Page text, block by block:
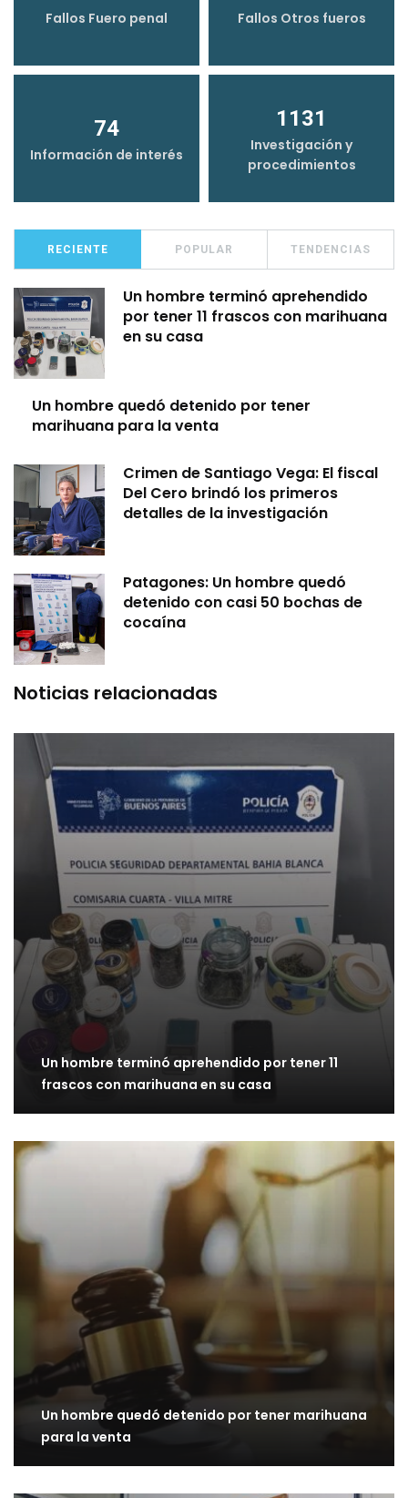
Fallos Fuero penal Fallos Otros fueros
74
Información de interés
1131
Investigación y
procedimientos
RECIENTE POPULAR TENDENCIAS
Un hombre terminó aprehendido
por tener 11 frascos con marihuana
en su casa
Un hombre quedó detenido por tener
marihuana para la venta
Crimen de Santiago Vega: El fiscal
Del Cero brindó los primeros
detalles de la investigación
Patagones: Un hombre quedó
detenido con casi 50 bochas de
cocaína
Noticias relacionadas
Un hombre terminó aprehendido por tener 11
frascos con marihuana en su casa
Un hombre quedó detenido por tener marihuana
para la venta